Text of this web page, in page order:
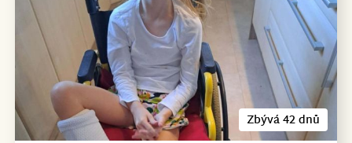
Zbývá 42 dnů